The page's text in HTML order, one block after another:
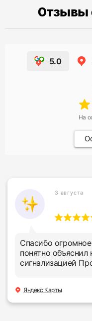
Отзывы
5.0
На
3 августа
Спасибо
понятно объяснил
сигнализацией
Яндекс Карты